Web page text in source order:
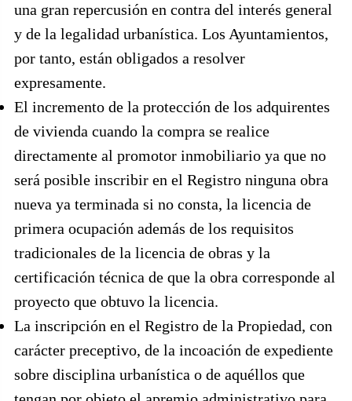
una gran repercusión en contra del interés general
y de la legalidad urbanística. Los Ayuntamientos,
por tanto, están obligados a resolver
expresamente.
El incremento de la protección de los adquirentes
de vivienda cuando la compra se realice
directamente al promotor inmobiliario ya que no
será posible inscribir en el Registro ninguna obra
nueva ya terminada si no consta, la licencia de
primera ocupación además de los requisitos
tradicionales de la licencia de obras y la
certificación técnica de que la obra corresponde al
proyecto que obtuvo la licencia.
La inscripción en el Registro de la Propiedad, con
carácter preceptivo, de la incoación de expediente
sobre disciplina urbanística o de aquéllos que